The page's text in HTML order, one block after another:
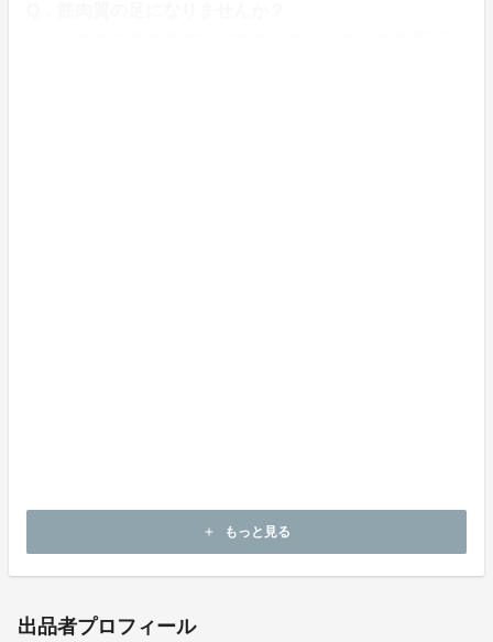
お問合せ先：hidetsugu-miyata@miyata-group.com
add もっと見る
出品者プロフィール